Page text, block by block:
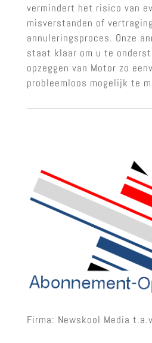
vermindert het risico van
misverstanden of
annuleringsproces. Onze
staat klaar om u te
opzeggen van Motor zo
probleemloos mogelijk te
Firma: Newskool Media